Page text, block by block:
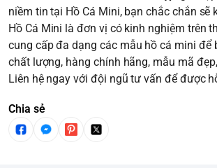
niềm tin tại Hồ Cá Mini, bạn chắc chắn sẽ
Hồ Cá Mini là đơn vị có kinh nghiệm trên
cung cấp đa dạng các mẫu hồ cá mini để
chất lượng, hàng chính hãng, mẫu mã
Liên hệ ngay với đội ngũ tư vấn để được
Chia sẻ